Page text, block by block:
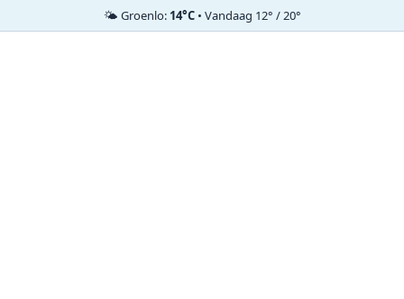
🌤️ Groenlo: 14°C• Vandaag 12° / 20°